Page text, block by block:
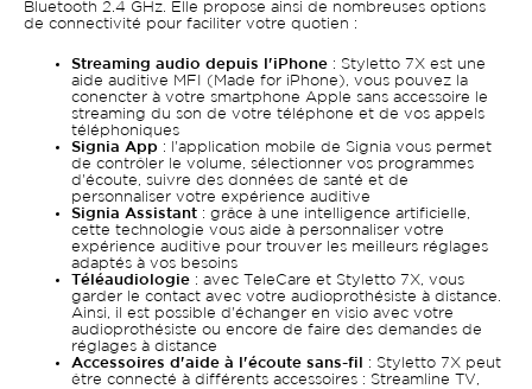
Bluetooth 2.4 GHz. Elle propose ainsi de nombreuses options
de connectivité pour faciliter votre quotien :
Streaming audio depuis l'iPhone : Styletto 7X est une
aide auditive MFI (Made for iPhone), vous pouvez la
conencter à votre smartphone Apple sans accessoire le
streaming du son de votre téléphone et de vos appels
téléphoniques
Signia App : l'application mobile de Signia vous permet
de contrôler le volume, sélectionner vos programmes
d'écoute, suivre des données de santé et de
personnaliser votre expérience auditive
Signia Assistant : grâce à une intelligence artificielle,
cette technologie vous aide à personnaliser votre
expérience auditive pour trouver les meilleurs réglages
adaptés à vos besoins
Téléaudiologie : avec TeleCare et Styletto 7X, vous
garder le contact avec votre audioprothésiste à distance.
Ainsi, il est possible d'échanger en visio avec votre
audioprothésiste ou encore de faire des demandes de
réglages à distance
Accessoires d'aide à l'écoute sans-fil
: Styletto 7X peut
être connecté à différents accessoires : Streamline TV,